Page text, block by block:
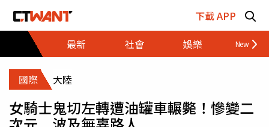
下載 APP
最新
社會 娛樂 財經
國際 大陸
女騎士鬼切左轉遭油罐車輾斃！慘變二